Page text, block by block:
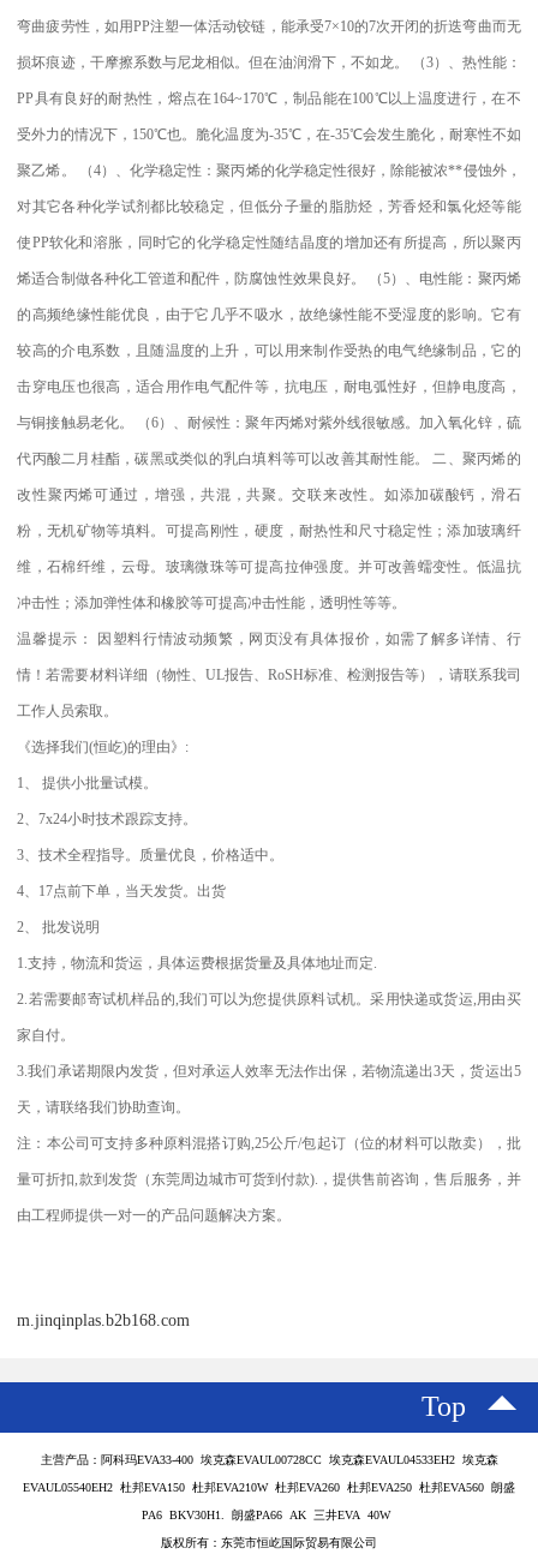
弯曲疲劳性，如用PP注塑一体活动铰链，能承受7×10的7次开闭的折迭弯曲而无
损坏痕迹，干摩擦系数与尼龙相似。但在油润滑下，不如龙。 （3）、热性能：
PP具有良好的耐热性，熔点在164~170℃ ，制品能在100℃以上温度进行，在不
受外力的情况下， 150℃也。脆化温度为-35℃，在-35℃会发生脆化，耐寒性不如
聚乙烯。 （4）、化学稳定性：聚丙烯的化学稳定性很好，除能被浓**侵蚀外，
对其它各种化学试剂都比较稳定，但低分子量的脂肪烃，芳香烃和氯化烃等能
使PP软化和溶胀，同时它的化学稳定性随结晶度的增加还有所提高，所以聚丙
烯适合制做各种化工管道和配件，防腐蚀性效果良好。 （5）、电性能：聚丙烯
的高频绝缘性能优良，由于它几乎不吸水，故绝缘性能不受湿度的影响。它有
较高的介电系数，且随温度的上升，可以用来制作受热的电气绝缘制品，它的
击穿电压也很高，适合用作电气配件等，抗电压，耐电弧性好，但静电度高，
与铜接触易老化。 （6）、耐候性：聚年丙烯对紫外线很敏感。加入氧化锌，硫
代丙酸二月桂酯，碳黑或类似的乳白填料等可以改善其耐性能。 二、聚丙烯的
改性聚丙烯可通过，增强，共混，共聚。交联来改性。如添加碳酸钙，滑石
粉，无机矿物等填料。可提高刚性，硬度，耐热性和尺寸稳定性；添加玻璃纤
维，石棉纤维，云母。玻璃微珠等可提高拉伸强度。并可改善蠕变性。低温抗
冲击性；添加弹性体和橡胶等可提高冲击性能，透明性等等。
温馨提示： 因塑料行情波动频繁，网页没有具体报价，如需了解多详情、行
情！若需要材料详细（物性、 UL报告、RoSH标准、检测报告等），请联系我司
工作人员索取。
《选择我们(恒屹)的理由》 :
1 、提供小批量试模。
2 、7x24小时技术跟踪支持。
3 、技术全程指导。质量优良，价格适中。
4 17点前下单，当天发货。出货
2 、批发说明
1.支持，物流和货运，具体运费根据货量及具体地址而定
2. 若需要邮寄试机样品的 我们可以为您提供原料试机。采用快递或货运 用由买
家自付。
3.我们承诺期限内发货，但对承运人效率无法作出保，若物流递出3天，货运出5
天，请联络我们协助查询。
注：本公司可支持多种原料混搭订购 ,25公斤/包起订（位的材料可以散卖），批
量可折扣 款到发货（东莞周边城市可货到付款). ，提供售前咨询，售后服务，并
由工程师提供一对一的产品问题解决方案。
m.jinqinplas.b2b168.com
Top
主营产品：阿科玛EVA33-400 埃克森EVAUL00728CC 埃克森EVAUL04533EH2 埃克森
EVAUL05540EH2 杜邦EVA150 杜邦EVA210W 杜邦EVA260 杜邦EVA250 杜邦EVA560 朗盛
PA6 BKV30H1. 朗盛PA66 AK 三井EVA 40W
版权所有：东莞市恒屹国际贸易有限公司